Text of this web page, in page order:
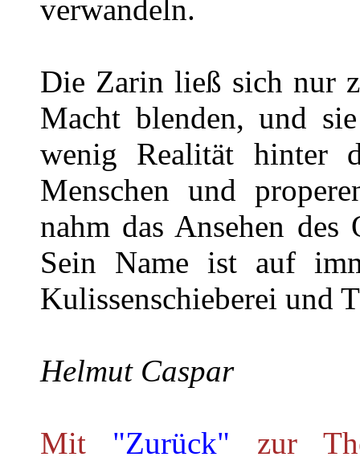
verwandeln.
Die Zarin ließ sich nur
Macht blenden, und
wenig Realität hinter
Menschen und
nahm das Ansehen des
Sein Name ist auf
Kulissenschieberei und
Helmut Caspar
Mit "Zurück" zur